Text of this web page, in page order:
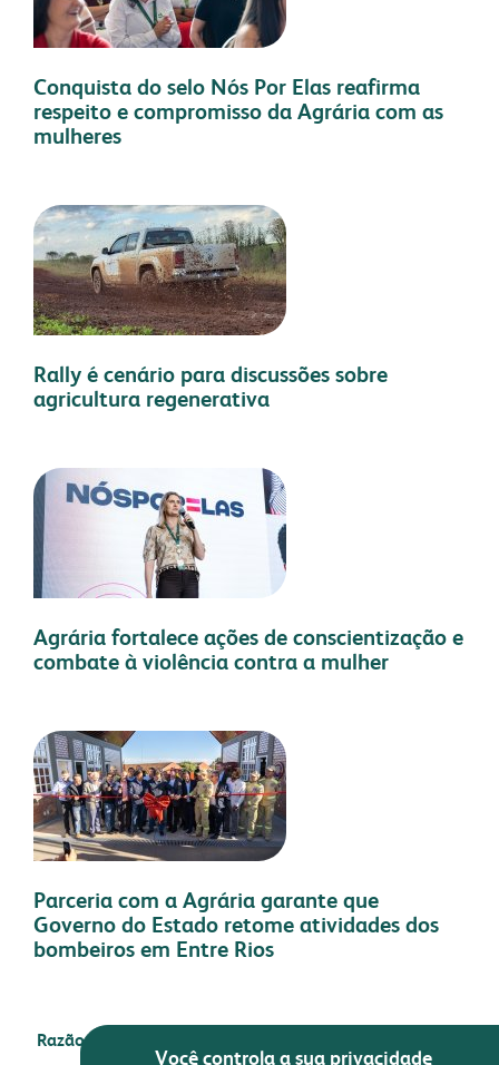
Conquista do selo Nós Por Elas reafirma
respeito e compromisso da Agrária com as
mulheres
Rally é cenário para discussões sobre
agricultura regenerativa
Agrária fortalece ações de conscientização e
combate à violência contra a mulher
Parceria com a Agrária garante que
Governo do Estado retome atividades dos
bombeiros em Entre Rios
Razão social:
CNPJ:77.890.846/0031-94
Você controla a sua privacidade